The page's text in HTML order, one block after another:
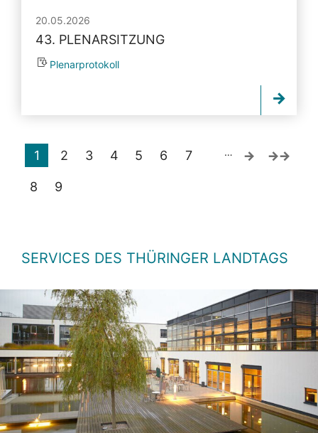
20.05.2026
43. PLENARSITZUNG
Plenarprotokoll
1 2 3 4 5 6 7
8 9
…
SERVICES DES THÜRINGER LANDTAGS